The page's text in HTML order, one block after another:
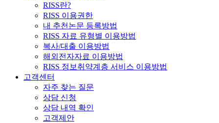
RISS란?
RISS 이용권한
내 추천논문 등록방법
RISS 자료 유형별 이용방법
복사/대출 이용방법
해외전자자료 이용방법
RISS 정보취약계층 서비스 이용방법
고객센터
자주 찾는 질문
상담 신청
상담 내역 확인
고객제안